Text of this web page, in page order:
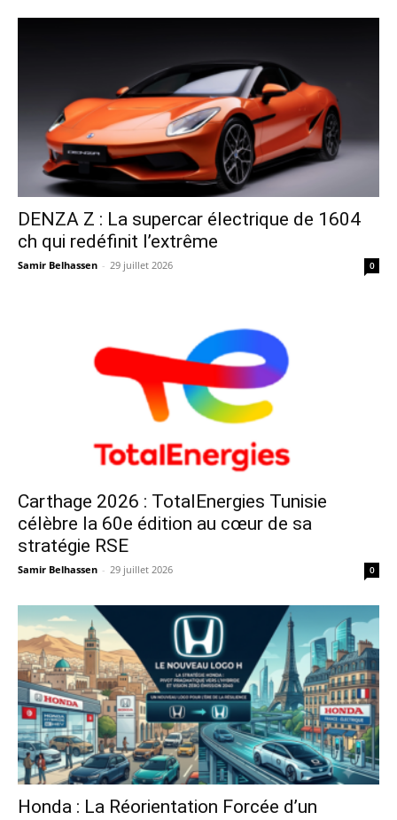
DENZA Z : La supercar électrique de 1604
ch qui redéfinit l’extrême
Samir Belhassen - 29 juillet 2026 0
Carthage 2026 : TotalEnergies Tunisie
célèbre la 60e édition au cœur de sa
stratégie RSE
Samir Belhassen - 29 juillet 2026 0
Honda : La Réorientation Forcée d’un